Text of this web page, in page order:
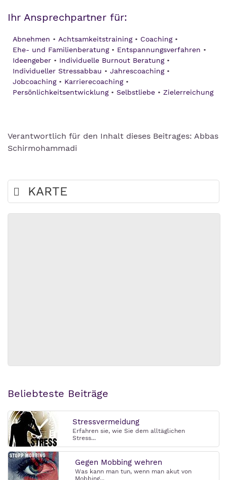
Ihr Ansprechpartner für:
Abnehmen Achtsamkeitstraining
Coaching
Ehe- und Familienberatung
Entspannungsverfahren
Ideengeber
Individuelle Burnout Beratung
Individueller Stressabbau
Jahrescoaching
Jobcoaching
Karrierecoaching
Persönlichkeitsentwicklung
Selbstliebe Zielerreichung
Verantwortlich für den Inhalt dieses Beitrages: Abbas
Schirmohammadi
KARTE
Beliebteste Beiträge
Stressvermeidung
Erfahren sie, wie Sie dem alltäglichen
Stress...
Gegen Mobbing wehren
Was kann man tun, wenn man akut von
Mobbing...